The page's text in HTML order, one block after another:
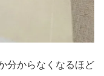
分からなくなるほど